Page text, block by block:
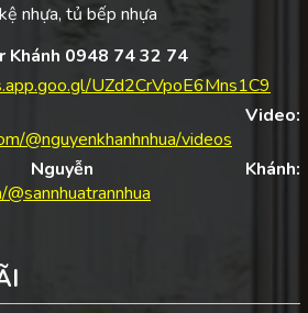
nhựa, tủ bếp nhựa
Khánh 0948 74 32 74
UZd2CrVpoE6Mns1C9
Video:
@nguyenkhanhnhua/videos
Khánh: